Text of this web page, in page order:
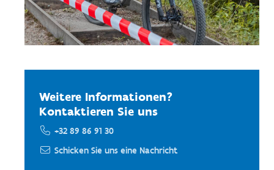
Weitere Informationen?
Kontaktieren Sie uns
+32 89 86 91 30
Schicken Sie uns eine Nachricht